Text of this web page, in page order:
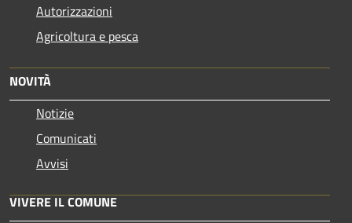
Autorizzazioni
Agricoltura e pesca
NOVITÀ
Notizie
Comunicati
Avvisi
VIVERE IL COMUNE